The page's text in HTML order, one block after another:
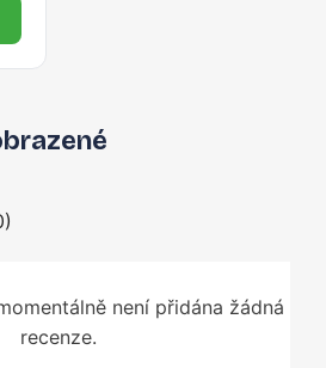
není přidána žádná
recenze.